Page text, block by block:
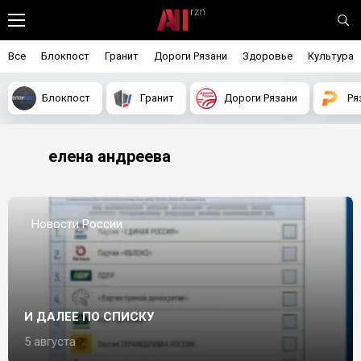
Все Блокпост Гранит Дороги Рязани Здоровье Культура
Блокпост Гранит Дороги Рязани
елена андреева
Новости России
И ДАЛЕЕ ПО СПИСКУ
5 августа